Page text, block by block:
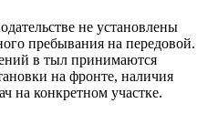
не установлены
пребывания на передовой.
в тыл принимаются
на фронте, наличия
на конкретном участке.